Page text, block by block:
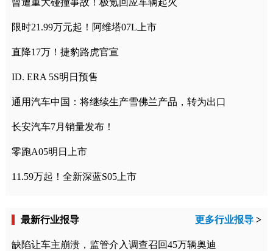
曾遭重大碰撞事故！极氪回应车辆起火
限时21.99万元起！阿维塔07L上市
直降17万！捷豹路虎官宣
ID. ERA 5S明日预售
通用汽车中国：将继续生产雪佛兰产品，转为出口
长安汽车7月销量发布！
零跑A05明日上市
11.59万起！全新深蓝S05上市
最新行业报导 更多行业报导 >
缺陷让车主崩溃，监管介入调查召回45万辆奥迪